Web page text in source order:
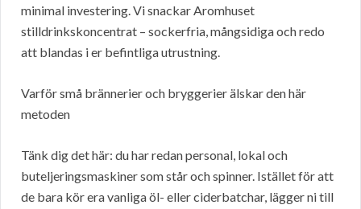
minimal investering. Vi snackar Aromhuset
stilldrinkskoncentrat – sockerfria, mångsidiga och redo
att blandas i er befintliga utrustning.
Varför små brännerier och bryggerier älskar den här
metoden
Tänk dig det här: du har redan personal, lokal och
buteljeringsmaskiner som står och spinner. Istället för att
de bara kör era vanliga öl- eller ciderbatchar, lägger ni till